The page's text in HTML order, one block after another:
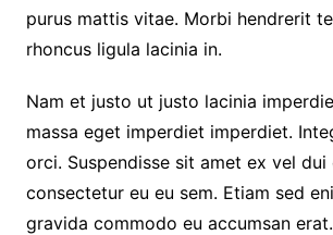
purus mattis vitae. Morbi hendrerit
rhoncus ligula lacinia in.
Nam et justo ut justo lacinia
massa eget imperdiet imperdiet.
orci. Suspendisse sit amet ex vel dui
consectetur eu eu sem. Etiam sed
gravida commodo eu accumsan